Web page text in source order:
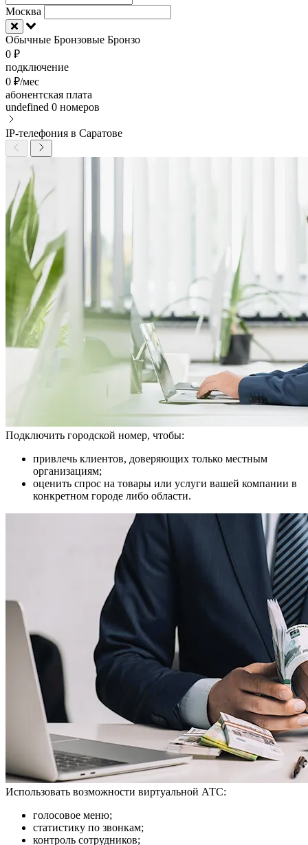
Москва
Обычные Бронзовые Бронзо
0 ₽
подключение
0 ₽/мес
абонентская плата
undefined 0 номеров
IP-телефония в Саратове
Подключить городской номер, чтобы:
привлечь клиентов, доверяющих только местным
организациям;
оценить спрос на товары или услуги вашей компании в
конкретном городе либо области.
Использовать возможности виртуальной АТС:
голосовое меню;
статистику по звонкам;
контроль сотрудников;